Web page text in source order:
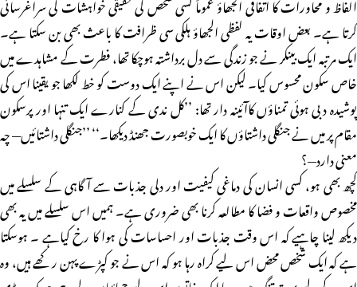
کرتا ہے۔ بعض اوقات یہ لفظی الجھاؤ ہلکی سی ظرافت کا باعث بھی بن سکتا ہے۔
ایک مرتبہ ایک بینکر نے جو زندگی سے دل برداشتہ ہوچکا تھا، فطرت کے مشاہدے میں
خاص سکون محسوس کیا۔ لیکن اس نے اپنے ایک دوست کو خط لکھا جو یقینا اس کی
پوشیدہ دبی ہوئی تمناؤں کاآئینہ دار تھا: ’’کل ندی کے کنارے ایک تنہا اور پرسکون
مقام پر میں نے جنگلی داشتاؤں کا ایک خوبصورت جھنڈ دیکھا۔‘‘ ’’جنگلی داشتائیں— چہ
معنی دارد—؟
کچھ بھی ہو، کسی انسان کی دماغی کیفیت اور دلی جذبات سے آگاہی کے سلسلے میں
مخصوص واقعات و فضا کا مطالعہ کرنا بھی ضروری ہے۔ ہمیں اس سلسلے میں یہ بھی
دیکھ لینا چاہیے کہ اس وقت جذبات اور احساسات کی ہوا کا رخ کیاہے ۔ ہوسکتا
ہے کہ ایک شخص محض اس لیے کراہ رہا ہو کہ اس نے جو کپڑے پہن رکھے ہیں، وہ